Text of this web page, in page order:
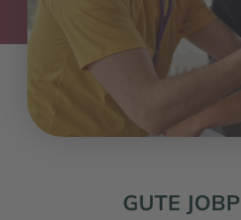
GUTE